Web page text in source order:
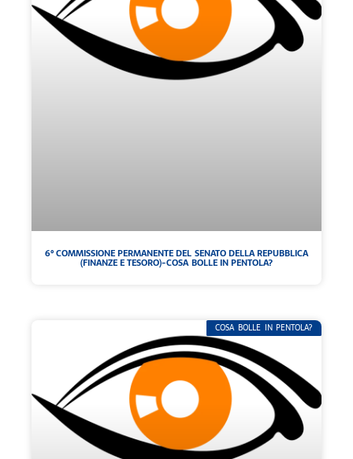
6° COMMISSIONE PERMANENTE DEL SENATO DELLA REPUBBLICA
(FINANZE E TESORO)-COSA BOLLE IN PENTOLA?
COSA BOLLE IN PENTOLA?